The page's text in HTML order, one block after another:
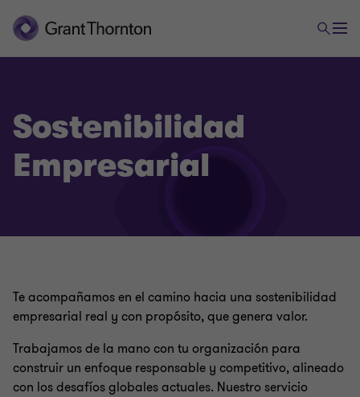
Sostenibilidad
Empresarial
Te acompañamos en el camino hacia una sostenibilidad
empresarial real y con propósito, que genera valor.
Trabajamos de la mano con tu organización para
construir un enfoque responsable y competitivo, alineado
con los desafíos globales actuales. Nuestro servicio